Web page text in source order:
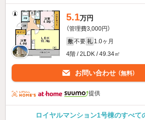
5.1万円
（管理費3,000円）
敷 不要 礼 1.0ヶ月
4階 / 2LDK / 49.34㎡
お問い合わせ （無料）
提供
ロイヤルマンション1号棟のすべて